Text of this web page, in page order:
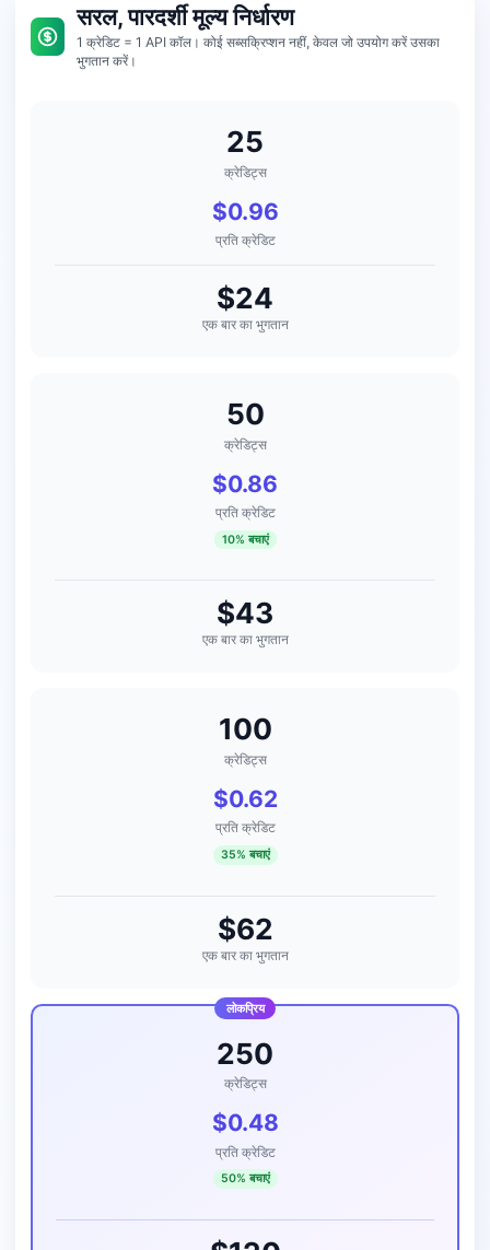
सरल, पारदर्शी मूल्य निर्धारण
1 क्रेडिट = 1 API कॉल। कोई सब्सक्रिप्शन नहीं, केवल जो उपयोग करें उसका
भुगतान करें।
25
क्रेडिट्स
$0.96
प्रति क्रेडिट
$24
एक बार का भुगतान
50
क्रेडिट्स
$0.86
प्रति क्रेडिट
10% बचाएं
$43
एक बार का भुगतान
100
क्रेडिट्स
$0.62
प्रति क्रेडिट
35% बचाएं
$62
एक बार का भुगतान
लोकप्रिय
250
क्रेडिट्स
$0.48
प्रति क्रेडिट
50% बचाएं